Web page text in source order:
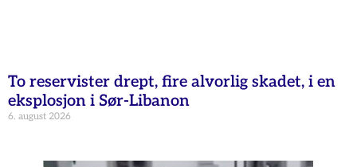
To reservister drept, fire alvorlig skadet, i en
eksplosjon i Sør-Libanon
6. august 2026